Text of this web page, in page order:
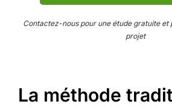
Contactez-nous pour une étude gratuite et
projet
La méthode